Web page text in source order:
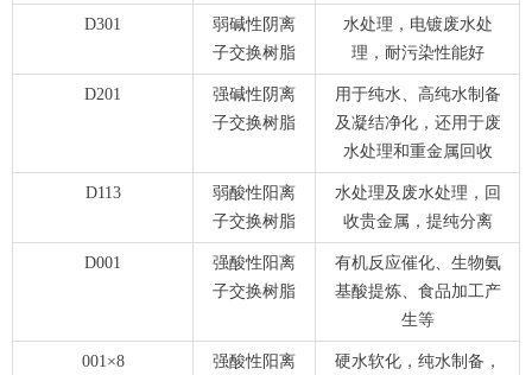
D301
弱碱性阴离
子交换树脂
水处理，电镀废水处
理，耐污染性能好
D201
强碱性阴离
子交换树脂
用于纯水、高纯水制备
及凝结净化，还用于废
水处理和重金属回收
D113
弱酸性阳离
子交换树脂
水处理及废水处理，回
收贵金属，提纯分离
D001
强酸性阳离
子交换树脂
有机反应催化、生物氨
基酸提炼、食品加工产
生等
001×8
强酸性阳离
硬水软化，纯水制备，